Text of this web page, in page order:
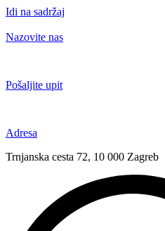
Idi na sadržaj
Nazovite nas
Pošaljite upit
Adresa
Trnjanska cesta 72, 10 000 Zagreb